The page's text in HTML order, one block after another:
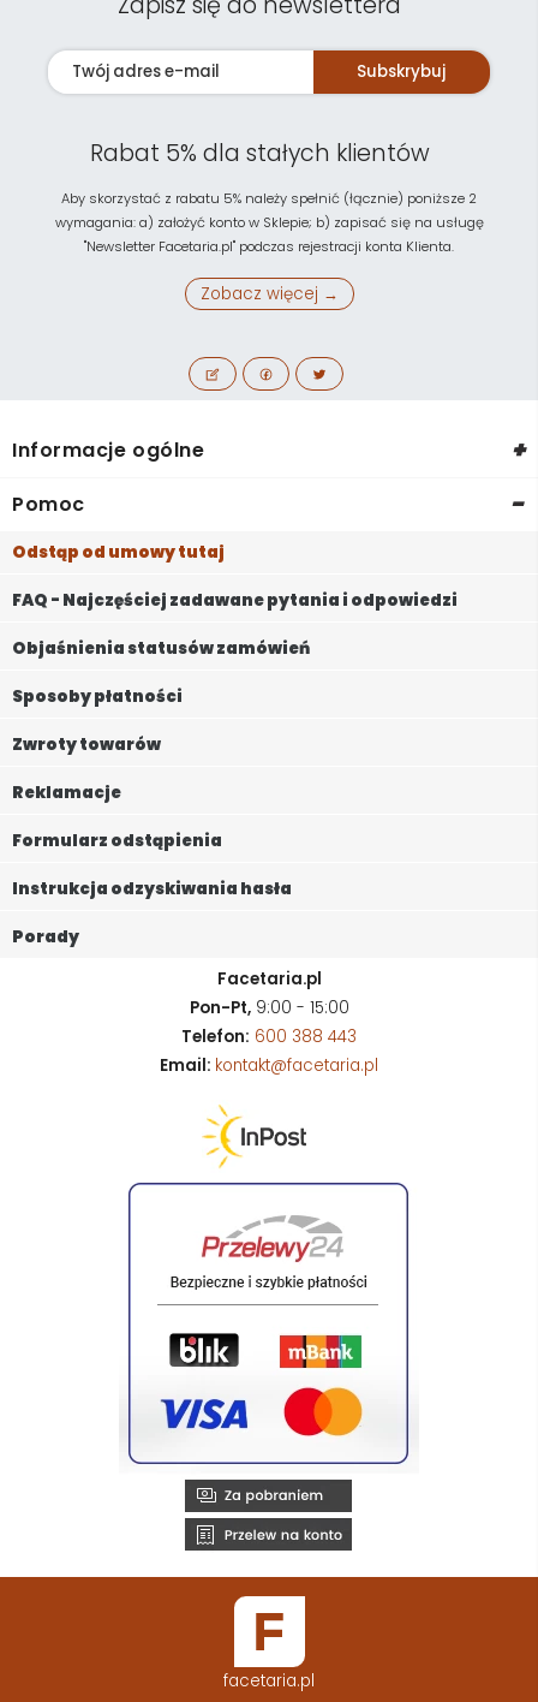
Subskrybuj
Rabat 5% dla stałych klientów
Aby skorzystać z rabatu 5% należy spełnić (łącznie) poniższe 2
wymagania: a) założyć konto w Sklepie; b) zapisać się na usługę
"Newsletter Facetaria.pl" podczas rejestracji konta Klienta.
Zobacz więcej →
Informacje ogólne +
Pomoc -
Odstąp od umowy tutaj
FAQ - Najczęściej zadawane pytania i odpowiedzi
Objaśnienia statusów zamówień
Sposoby płatności
Zwroty towarów
Reklamacje
Formularz odstąpienia
Instrukcja odzyskiwania hasła
Porady
Facetaria.pl
Pon-Pt,9:00 - 15:00
Telefon: 600 388 443
Email: kontakt@facetaria.pl
facetaria.pl